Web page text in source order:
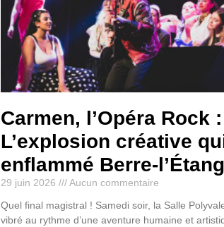
Carmen, l’Opéra Rock :
L’explosion créative
enflammé Berre-l’Étang
29 juin 2026
Aucun commentaire
Quel final magistral ! Samedi soir, la Salle
vibré au rythme d’une aventure humaine et